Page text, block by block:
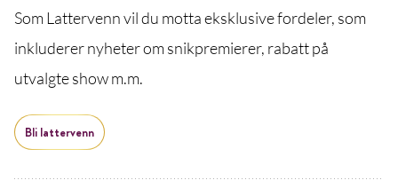
Som Lattervenn vil du motta eksklusive fordeler, som
inkluderer nyheter om snikpremierer, rabatt på
utvalgte show m.m.
Bli lattervenn